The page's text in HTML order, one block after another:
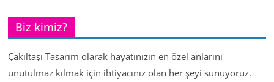
Biz kimiz?
Çakıltaşı Tasarım olarak hayatınızın en özel anlarını
unutulmaz kılmak için ihtiyacınız olan her şeyi sunuyoruz.